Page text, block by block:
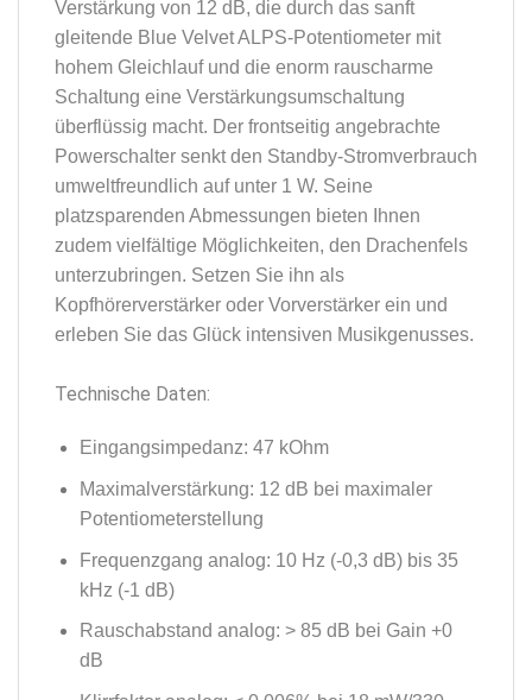
Verstärkung von 12 dB, die durch das sanft
gleitende Blue Velvet ALPS-Potentiometer mit
hohem Gleichlauf und die enorm rauscharme
Schaltung eine Verstärkungsumschaltung
überflüssig macht. Der frontseitig angebrachte
Powerschalter senkt den Standby-Stromverbrauch
umweltfreundlich auf unter 1 W. Seine
platzsparenden Abmessungen bieten Ihnen
zudem vielfältige Möglichkeiten, den Drachenfels
unterzubringen. Setzen Sie ihn als
Kopfhörerverstärker oder Vorverstärker ein und
erleben Sie das Glück intensiven Musikgenusses.
Technische Daten:
Eingangsimpedanz: 47 kOhm
Maximalverstärkung: 12 dB bei maximaler
Potentiometerstellung
Frequenzgang analog: 10 Hz (-0,3 dB) bis 35
kHz (-1 dB)
Rauschabstand analog: > 85 dB bei Gain +0
dB